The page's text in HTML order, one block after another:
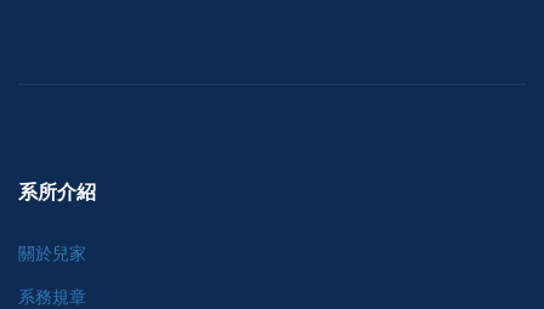
系所介紹
關於兒家
系務規章